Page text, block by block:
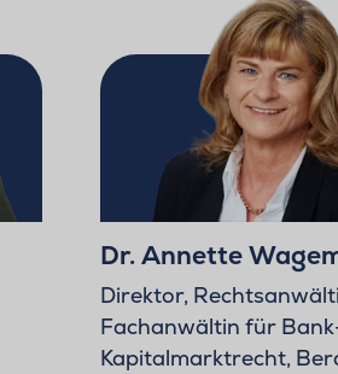
Dr. Annette
Direktor,
Fachanwältin für
Kapitalmarktrecht,